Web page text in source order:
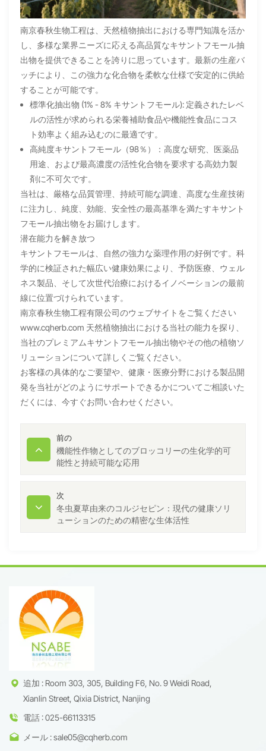
南京春秋生物工程は、天然植物抽出における専門知識を活か
し、多様な業界ニーズに応える高品質なキサントフモール抽
出物を提供できることを誇りに思っています。最新の生産バ
ッチにより、この強力な化合物を柔軟な仕様で安定的に供給
することが可能です。
標準化抽出物 (1% - 8% キサントフモール): 定義されたレベ
ルの活性が求められる栄養補助食品や機能性食品にコス
ト効率よく組み込むのに最適です。
高純度キサントフモール（98％）：高度な研究、医薬品
用途、および最高濃度の活性化合物を要求する高効力製
剤に不可欠です。
当社は、厳格な品質管理、持続可能な調達、高度な生産技術
に注力し、純度、効能、安全性の最高基準を満たすキサント
フモール抽出物をお届けします。
潜在能力を解き放つ
キサントフモールは、自然の強力な薬理作用の好例です。科
学的に検証された幅広い健康効果により、予防医療、ウェル
ネス製品、そして次世代治療におけるイノベーションの最前
線に位置づけられています。
南京春秋生物工程有限公司のウェブサイトをご覧ください
www.cqherb.com 天然植物抽出における当社の能力を探り、
当社のプレミアムキサントフモール抽出物やその他の植物ソ
リューションについて詳しくご覧ください。
お客様の具体的なご要望や、健康・医療分野における製品開
発を当社がどのようにサポートできるかについてご相談いた
だくには、今すぐお問い合わせください。
前の
機能性作物としてのブロッコリーの生化学的可
能性と持続可能な応用
次
冬虫夏草由来のコルジセピン：現代の健康ソリ
ューションのための精密な生体活性
追加 : Room 303, 305, Building F6, No. 9 Weidi Road,
Xianlin Street, Qixia District, Nanjing
電話 : 025-66113315
メール : sale05@cqherb.com